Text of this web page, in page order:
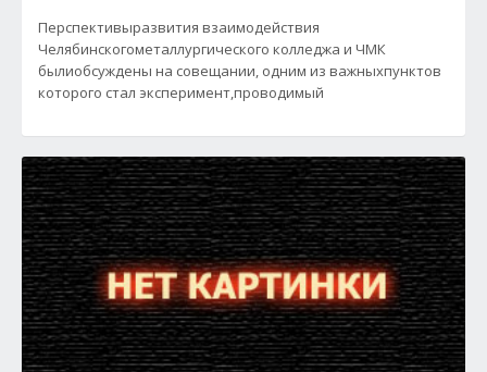
Перспективыразвития взаимодействия
Челябинскогометаллургического колледжа и ЧМК
былиобсуждены на совещании, одним из важныхпунктов
которого стал эксперимент,проводимый